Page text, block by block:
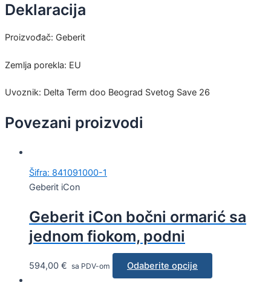
Deklaracija
Proizvođač: Geberit
Zemlja porekla: EU
Uvoznik: Delta Term doo Beograd Svetog Save 26
Povezani proizvodi
Šifra: 841091000-1
Geberit iCon
Geberit iCon bočni ormarić sa
jednom fiokom, podni
594,00 € sa PDV-om Odaberite opcije